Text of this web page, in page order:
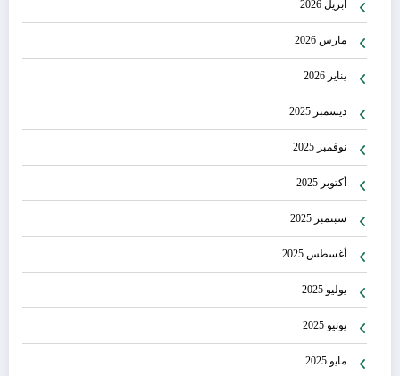
أبريل 2026
مارس 2026
يناير 2026
ديسمبر 2025
نوفمبر 2025
أكتوبر 2025
سبتمبر 2025
أغسطس 2025
يوليو 2025
يونيو 2025
مايو 2025